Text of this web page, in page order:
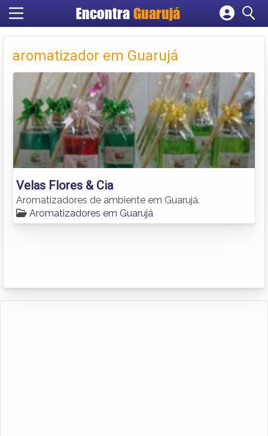
Encontra Guarujá
Cadastrar empresa
Criar conta
aromatizador em Guarujá
Velas Flores & Cia
Aromatizadores de ambiente em Guarujá.
Aromatizadores em Guarujá